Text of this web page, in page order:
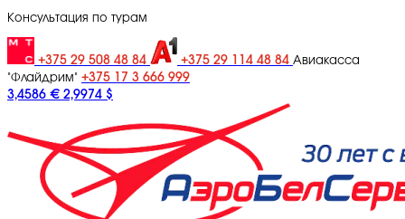
Консультация по турам
+375 29 508 48 84 +375 29 114 48 84 Авиакасса
"Флайдрим" +375 17 3 666 999
3,4586 € 2,9974 $